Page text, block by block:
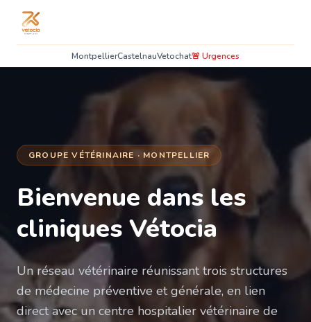
MontpellierCastelnauVetochat🚨 Urgences
GROUPE VÉTÉRINAIRE · MONTPELLIER
Bienvenue dans les
cliniques Vétocia
Un réseau vétérinaire réunissant trois structures
de médecine préventive et générale, en lien
direct avec un centre hospitalier vétérinaire de